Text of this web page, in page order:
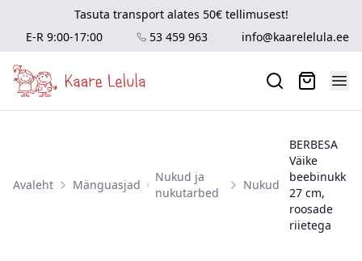
Tasuta transport alates 50€ tellimusest!
E-R 9:00-17:00
53 459 963 info@kaarelelula.ee
Avaleht Mänguasjad
Nukud ja
nukutarbed
Nukud
BERBESA
Väike
beebinukk
27 cm,
roosade
riietega